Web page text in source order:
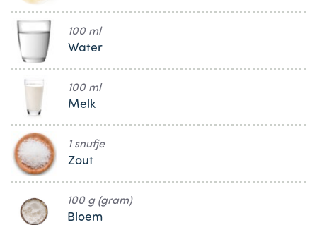
100 ml
Water
100 ml
Melk
1 snufje
Zout
100 g (gram)
Bloem